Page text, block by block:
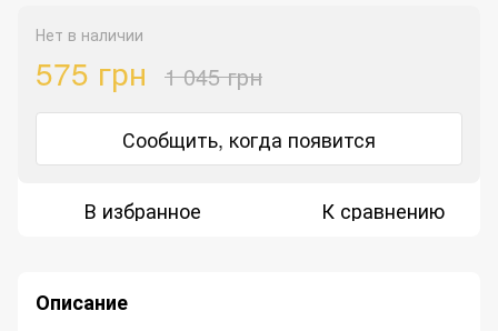
Нет в наличии
575 грн 1 045 грн
Сообщить, когда появится
В избранное К сравнению
Описание